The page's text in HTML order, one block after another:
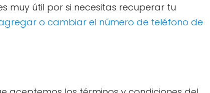
muy útil por si necesitas recuperar tu
o cambiar el número de teléfono de